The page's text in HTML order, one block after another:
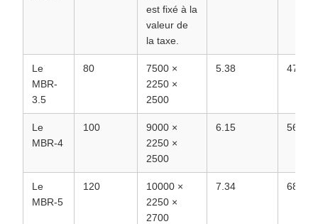
est fixé à la
valeur de
la taxe.
Le
MBR-
3.5
80
7500 ×
2250 ×
2500
5.38 47.57
Le
MBR-4
100
9000 ×
2250 ×
2500
6.15 56.78
Le
MBR-5
120
10000 ×
2250 ×
2700
7.34 68.09